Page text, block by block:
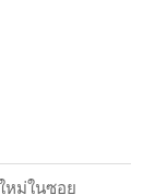
หม่ในซอย